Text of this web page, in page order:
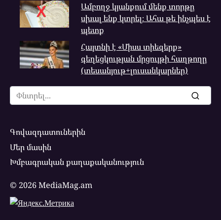
Ամբողջ կյանքում մենք տորթը
սխալ ենք կտրել։ Ահա թե ինչպես է
պետք
Հայտնի է «Միսս տիեզերք»
գեղեցկության մրցույթի հաղթողը
(տեսանյութ+լուսանկարներ)
Search
for:
Գովազդատուներին
Մեր մասին
Խմբագրական քաղաքականություն
© 2026 MediaMag.am